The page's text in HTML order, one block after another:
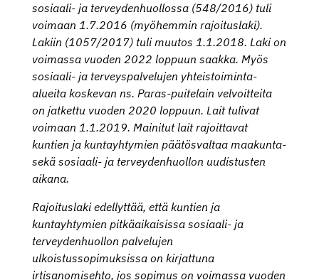
sosiaali- ja terveydenhuollossa (548/2016) tuli
voimaan 1.7.2016 (myöhemmin rajoituslaki).
Lakiin (1057/2017) tuli muutos 1.1.2018. Laki on
voimassa vuoden 2022 loppuun saakka. Myös
sosiaali- ja terveyspalvelujen yhteistoiminta-
alueita koskevan ns. Paras-puitelain velvoitteita
on jatkettu vuoden 2020 loppuun. Lait tulivat
voimaan 1.1.2019. Mainitut lait rajoittavat
kuntien ja kuntayhtymien päätösvaltaa maakunta-
sekä sosiaali- ja terveydenhuollon uudistusten
aikana.
Rajoituslaki edellyttää, että kuntien ja
kuntayhtymien pitkäaikaisissa sosiaali- ja
terveydenhuollon palvelujen
ulkoistussopimuksissa on kirjattuna
irtisanomisehto, jos sopimus on voimassa vuoden